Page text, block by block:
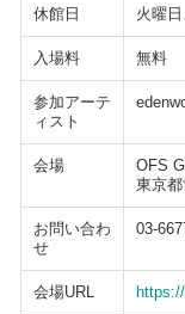
休館日 火曜
入場料 無料
参加アーテ
ィスト
会場
OFS
東京
お問い合わ
せ
03-
会場URL